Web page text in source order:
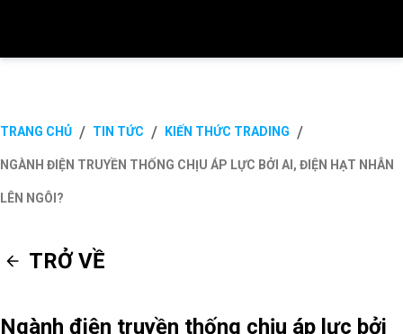
TRANG CHỦ / TIN TỨC / KIẾN THỨC TRADING /
NGÀNH ĐIỆN TRUYỀN THỐNG CHỊU ÁP LỰC BỞI AI, ĐIỆN HẠT NHÂN
LÊN NGÔI?
TRỞ VỀ
Ngành điện truyền thống chịu áp lực bởi